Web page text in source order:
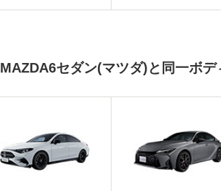
MAZDA6セダン(マツダ)と同一ボ